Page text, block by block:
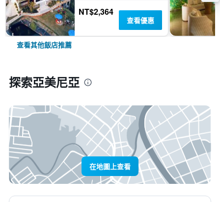
NT$2,364
查看優惠
查看其他飯店推薦
探索亞美尼亞
在地圖上查看